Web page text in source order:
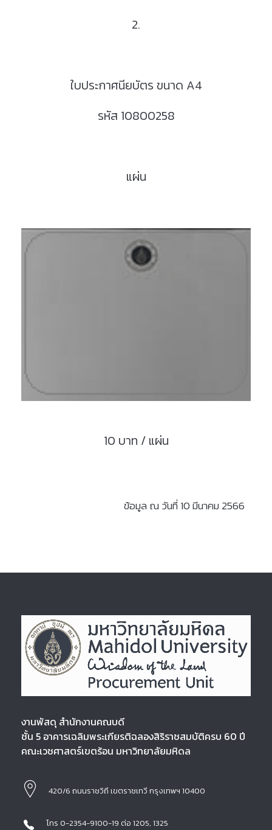
2.
ใบประกาศนียบัตร ขนาด A4
รหัส 10800258
แผ่น
10 บาท / แผ่น
ข้อมูล ณ วันที่ 10 มีนาคม 2566
งานพัสดุ สำนักงานคณบดี
ชั้น 5 อาคารเฉลิมพระเกียรติฉลองสิริราชสมบัติครบ 60 ปี
คณะเวชศาสตร์เขตร้อน มหาวิทยาลัยมหิดล
420/6 ถนนราชวิถี เขตราชเทวี กรุงเทพฯ 10400
โทร 0-2354-9100-19 ต่อ 1205, 1325